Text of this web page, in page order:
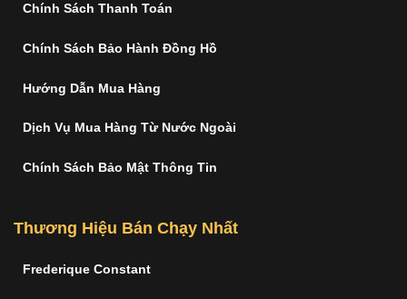
Chính Sách Thanh Toán
Chính Sách Bảo Hành Đồng Hồ
Hướng Dẫn Mua Hàng
Dịch Vụ Mua Hàng Từ Nước Ngoài
Chính Sách Bảo Mật Thông Tin
Thương Hiệu Bán Chạy Nhất
Frederique Constant